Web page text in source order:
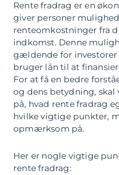
Rente fradrag er en
giver personer
renteomkostninger fra
indkomst. Denne
gældende for investorer
bruger lån til at
For at få en bedre
og dens betydning,
på, hvad rente fradrag
hvilke vigtige punkter,
opmærksom på.
Her er nogle vigtige
rente fradrag: